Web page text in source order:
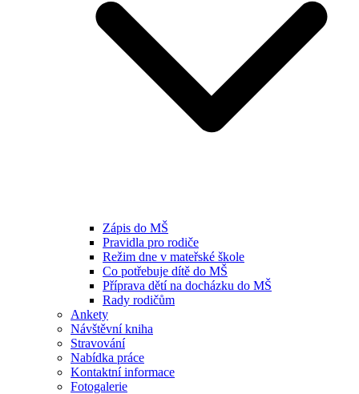
Zápis do MŠ
Pravidla pro rodiče
Režim dne v mateřské škole
Co potřebuje dítě do MŠ
Příprava dětí na docházku do MŠ
Rady rodičům
Ankety
Návštěvní kniha
Stravování
Nabídka práce
Kontaktní informace
Fotogalerie